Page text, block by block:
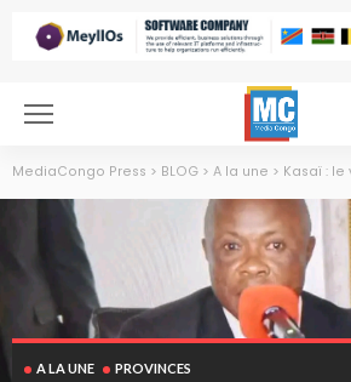
MediaCongo Press > BLOG > A la une > Kasaï : le vice-ministre de
A LA UNE PROVINCES